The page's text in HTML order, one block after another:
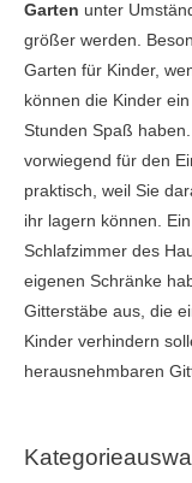
Garten unter
größer werden.
Garten für Kinder,
können die Kinder
Stunden Spaß
vorwiegend für den
praktisch, weil Sie
ihr lagern können. Ein
Schlafzimmer des
eigenen Schränke
Gitterstäbe aus, die
Kinder verhindern
herausnehmbaren